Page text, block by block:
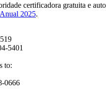
certificadora gratuita e
2025.
5401
to:
0666